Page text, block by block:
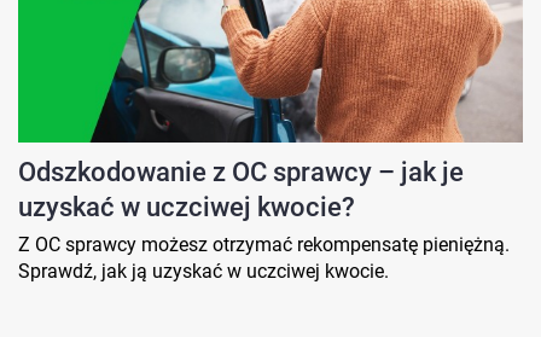
Odszkodowanie z OC sprawcy – jak je
uzyskać w uczciwej kwocie?
Z OC sprawcy możesz otrzymać rekompensatę pieniężną.
Sprawdź, jak ją uzyskać w uczciwej kwocie.